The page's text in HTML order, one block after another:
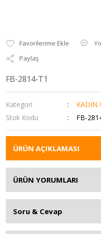
Paylaş
FB-2814-T1
Kategori
KADIN
Stok Kodu
FB-
ÜRÜN AÇIKLAMASI
ÜRÜN YORUMLARI
Soru & Cevap